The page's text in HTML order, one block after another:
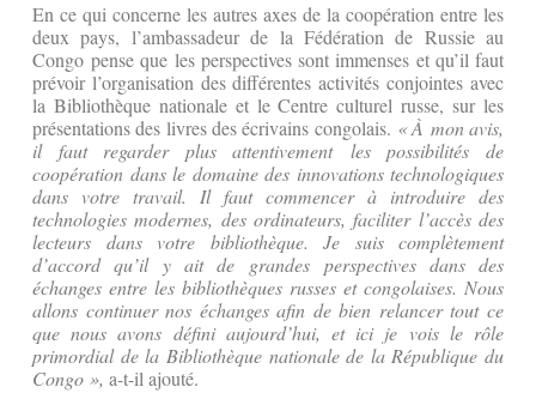
En ce qui concerne les autres axes de la coopération entre les
deux pays, l’ambassadeur de la Fédération de Russie au
Congo pense que les perspectives sont immenses et qu’il faut
prévoir l’organisation des différentes activités conjointes avec
la Bibliothèque nationale et le Centre culturel russe, sur les
présentations des livres des écrivains congolais. « À mon avis,
il faut regarder plus attentivement les possibilités de
coopération dans le domaine des innovations technologiques
dans votre travail. Il faut commencer à introduire des
technologies modernes, des ordinateurs, faciliter l’accès des
lecteurs dans votre bibliothèque. Je suis complètement
d’accord qu’il y ait de grandes perspectives dans des
échanges entre les bibliothèques russes et congolaises. Nous
allons continuer nos échanges afin de bien relancer tout ce
que nous avons défini aujourd’hui, et ici je vois le rôle
primordial de la Bibliothèque nationale de la République du
Congo », a-t-il ajouté.